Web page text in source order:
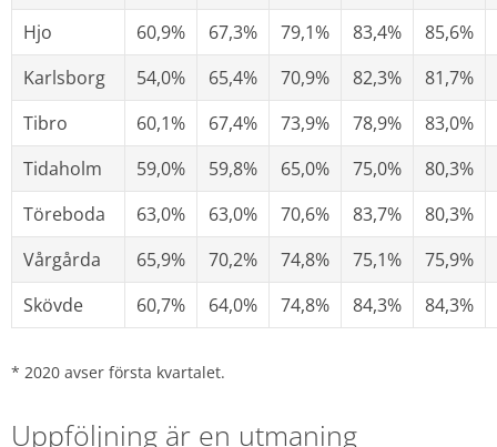
Hjo
60,9% 67,3% 79,1% 83,4% 85,6%
Karlsborg
54,0% 65,4% 70,9% 82,3% 81,7%
Tibro
60,1% 67,4% 73,9% 78,9% 83,0%
Tidaholm
59,0% 59,8% 65,0% 75,0% 80,3%
Töreboda
63,0% 63,0% 70,6% 83,7% 80,3%
Vårgårda
65,9% 70,2% 74,8% 75,1% 75,9%
Skövde
60,7% 64,0% 74,8% 84,3% 84,3%
* 2020 avser första kvartalet.
Uppföljning är en utmaning